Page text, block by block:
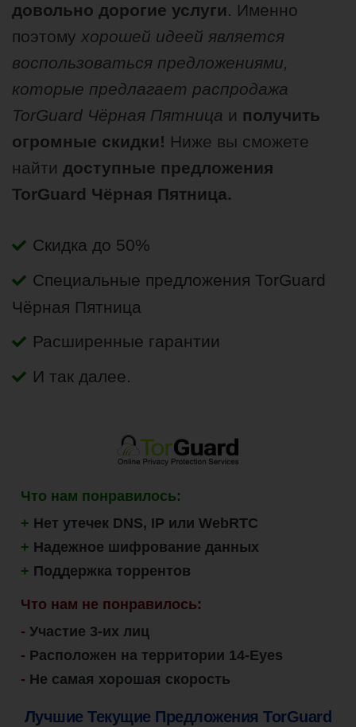
довольно дорогие услуги. Именно
поэтому хорошей идеей является
воспользоваться предложениями,
которые предлагает распродажа
TorGuard Чёрная Пятница и получить
огромные скидки! Ниже вы сможете
найти доступные предложения
TorGuard Чёрная Пятница.
Скидка до 50%
Специальные предложения TorGuard
Чёрная Пятница
Расширенные гарантии
И так далее.
Что нам понравилось:
+ Нет утечек DNS, IP или WebRTC
+ Надежное шифрование данных
+ Поддержка торрентов
Что нам не понравилось:
- Участие 3-их лиц
- Расположен на территории 14-Eyes
- Не самая хорошая скорость
Лучшие Текущие Предложения TorGuard